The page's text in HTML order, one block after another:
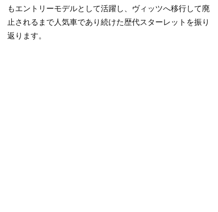
もエントリーモデルとして活躍し、ヴィッツへ移行して廃
止されるまで人気車であり続けた歴代スターレットを振り
返ります。